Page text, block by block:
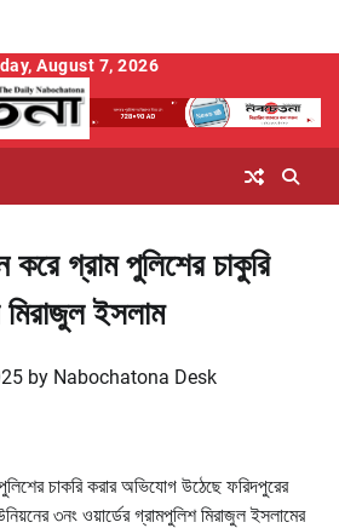
August 7, 2026
গ্রাম পুলিশের চাকুরি
ইসলাম
by Nabochatona Desk
চাকরি করার অভিযোগ উঠেছে ফরিদপুরের
৩নং ওয়ার্ডের গ্রামপুলিশ মিরাজুল ইসলামের